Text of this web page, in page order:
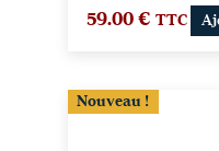
59.00 € TTC
Nouveau !